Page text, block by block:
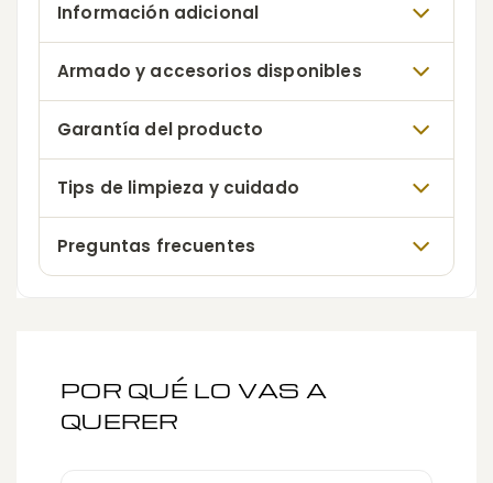
Información adicional
Armado y accesorios disponibles
Garantía del producto
Tips de limpieza y cuidado
Preguntas frecuentes
POR QUÉ LO VAS A
QUERER